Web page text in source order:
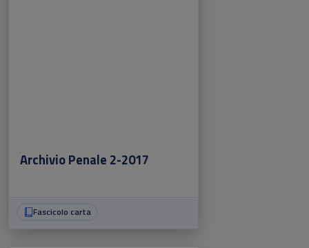
Archivio Penale 2-2017
Fascicolo carta